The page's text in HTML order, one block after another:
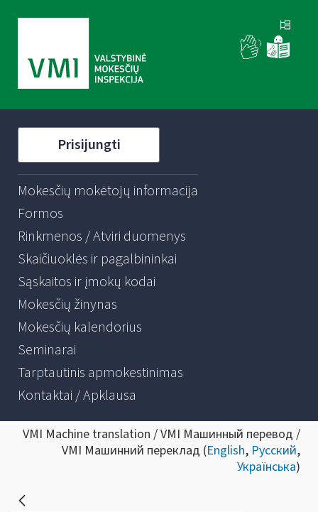
Prisijungti
Mokesčių mokėtojų informacija
Formos
Rinkmenos / Atviri duomenys
Skaičiuoklės ir pagalbininkai
Sąskaitos ir įmokų kodai
Mokesčių žinynas
Mokesčių kalendorius
Seminarai
Tarptautinis apmokestinimas
Kontaktai / Apklausa
VMI Machine translation / VMI Машинный перевод /
VMI Машинний переклад (English, Русский,
Українська)